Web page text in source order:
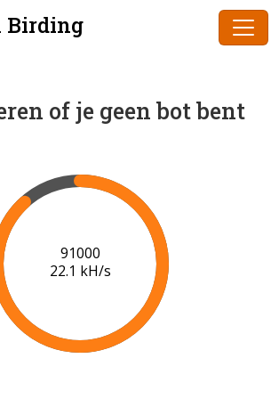
Birding
of je geen bot bent
93000
21.3 kH/s